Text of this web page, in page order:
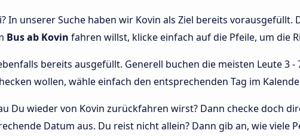
In unserer Suche haben wir Kovin als Ziel bereits
Bus ab Kovin fahren willst, klicke einfach auf die Pfeile, um die
bereits ausgefüllt. Generell buchen die meisten Leute 3 -
wollen, wähle einfach den entsprechenden Tag im
Du wieder von Kovin zurückfahren wirst? Dann checke doch
Datum aus. Du reist nicht allein? Dann gib an, wie viele